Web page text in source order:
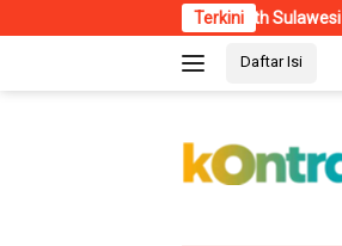
ke
Terkini
di North Sulawesi Investment Forum 2026
Daftar Isi